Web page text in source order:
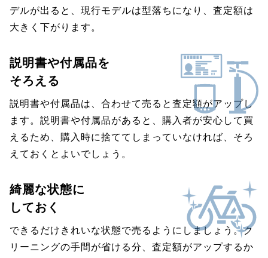
デルが出ると、現行モデルは型落ちになり、査定額は
大きく下がります。
説明書や付属品を
そろえる
説明書や付属品は、合わせて売ると査定額がアップし
ます。説明書や付属品があると、購入者が安心して買
えるため、購入時に捨ててしまっていなければ、そろ
えておくとよいでしょう。
綺麗な状態に
しておく
できるだけきれいな状態で売るようにしましょう。ク
リーニングの手間が省ける分、査定額がアップするか